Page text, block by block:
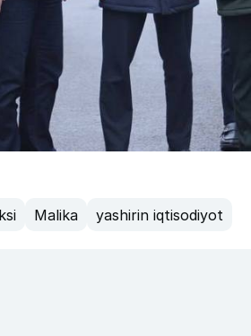
Malika yashirin iqtisodiyot